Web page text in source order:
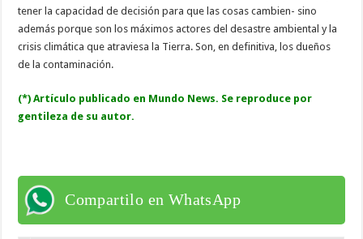
tener la capacidad de decisión para que las cosas cambien- sino
además porque son los máximos actores del desastre ambiental y la
crisis climática que atraviesa la Tierra. Son, en definitiva, los dueños
de la contaminación.
(*) Artículo publicado en Mundo News. Se reproduce por
gentileza de su autor.
Compartilo en WhatsApp